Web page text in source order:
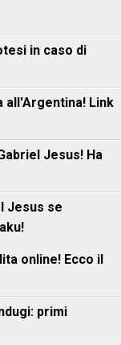
in caso di
all'Argentina! Link
Jesus! Ha
Jesus se
online! Ecco il
primi